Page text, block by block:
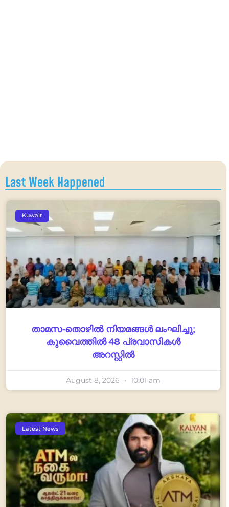
Last Week Happened
Kuwait
താമസ-തൊഴിൽ നിയമങ്ങൾ ലംഘിച്ചു;
കുവൈത്തിൽ 48 പ്രവാസികൾ
അറസ്റ്റിൽ
August 8, 2026 10:01 am
Latest News